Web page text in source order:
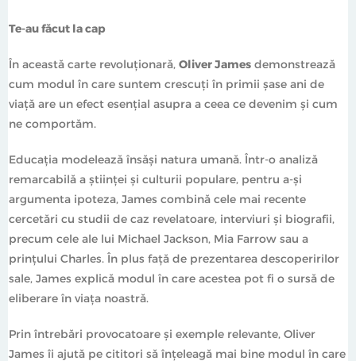
Provocarea pe care o ridică poziția de mamă a unui
copil sub 3 ani este aceea de a aranja lucrurile în așa fel
încât să nu te simți copleșită sau să te afli în
permanență sub asediu.”
Oliver James
Te-au făcut la cap
În această carte revoluţionară, Oliver James demonstrează
cum modul în care suntem crescuţi în primii șase ani de
viață are un efect esențial asupra a ceea ce devenim și cum
ne comportăm.
Educaţia modelează însăși natura umană. Într-o analiză
remarcabilă a științei și culturii populare, pentru a-şi
argumenta ipoteza, James combină cele mai recente
cercetări cu studii de caz revelatoare, interviuri și biografii,
precum cele ale lui Michael Jackson, Mia Farrow sau a
prințului Charles. În plus față de prezentarea descoperirilor
sale, James explică modul în care acestea pot fi o sursă de
eliberare în viața noastră.
Prin întrebări provocatoare și exemple relevante, Oliver
James îi ajută pe cititori să înțeleagă mai bine modul în care